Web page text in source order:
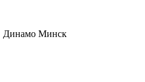
Динамо Минск